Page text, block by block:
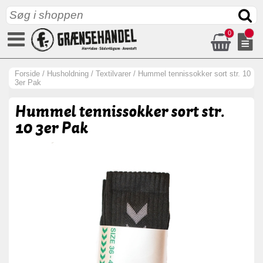
0
Forside / Husholdning / Textilvarer / Hummel tennissokker sort str. 10
3er Pak
Hummel tennissokker sort str.
10 3er Pak